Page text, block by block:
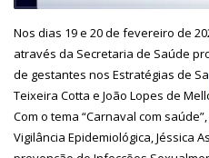
Nos dias 19 e 20 de fevereiro de
através da Secretaria de Saúde
de gestantes nos Estratégias de
Teixeira Cotta e João Lopes de
Com o tema “Carnaval com
Vigilância Epidemiológica, Jéssica